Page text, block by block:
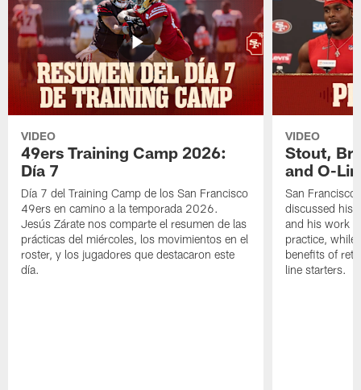
VIDEO
49ers Training Camp 2026:
Día 7
Día 7 del Training Camp de los San Francisco
49ers en camino a la temporada 2026.
Jesús Zárate nos comparte el resumen de las
prácticas del miércoles, los movimientos en el
roster, y los jugadores que destacaron este
día.
VIDEO
Stout,
and O-
San
discussed his
and his work
practice, while
benefits of
line starters.